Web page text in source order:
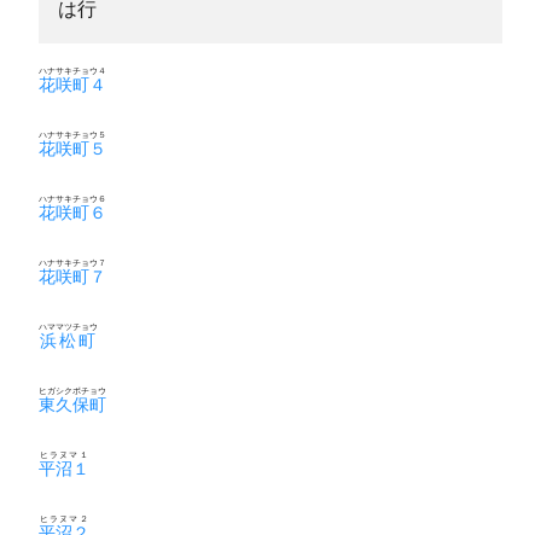
は行
花咲町４
ハナサキチョウ４
花咲町５
ハナサキチョウ５
花咲町６
ハナサキチョウ６
花咲町７
ハナサキチョウ７
浜松町
ハママツチョウ
東久保町
ヒガシクボチョウ
平沼１
ヒラヌマ１
ヒラヌマ２